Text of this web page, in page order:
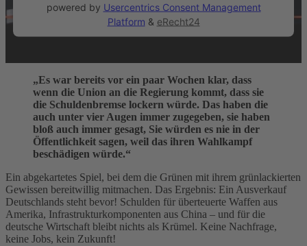
powered by Usercentrics Consent Management
Platform & eRecht24
„Es war bereits vor ein paar Wochen klar, dass
wenn die Union an die Regierung kommt, dass sie
die Schuldenbremse lockern würde. Das haben die
auch unter vier Augen immer zugegeben, sie haben
bloß auch immer gesagt, Sie würden es nie in der
Öffentlichkeit sagen, weil das ihren Wahlkampf
beschädigen würde.“
Ein abgekartetes Spiel, bei dem die Grünen mit ihrem grünlackierten
Gewissen bereitwillig mitmachen. Das Ergebnis: Ein Ausverkauf
Deutschlands steht bevor! Schulden für überteuerte Waffen aus
Amerika, Infrastrukturkomponenten aus China – und für die
deutsche Wirtschaft bleibt nichts als Krümel. Keine Nachfrage,
keine Jobs, kein Zukunft!